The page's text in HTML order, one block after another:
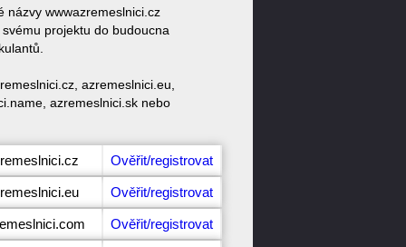
názvy wwwazremeslnici.cz
projektu do budoucna
azremeslnici.eu,
azremeslnici.sk nebo
Ověřit/registrovat
Ověřit/registrovat
Ověřit/registrovat